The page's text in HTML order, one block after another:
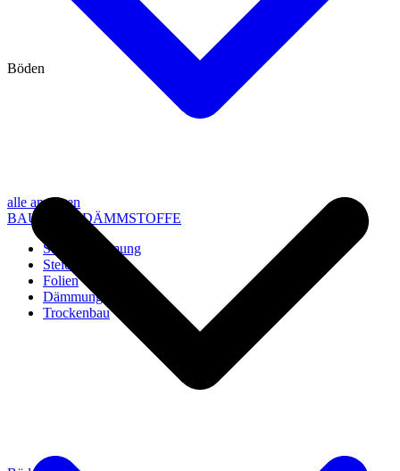
alle anzeigen
BAU- UND DÄMMSTOFFE
Steico Dämmung
Steico Zubehör
Folien
Dämmung
Trockenbau
Böden